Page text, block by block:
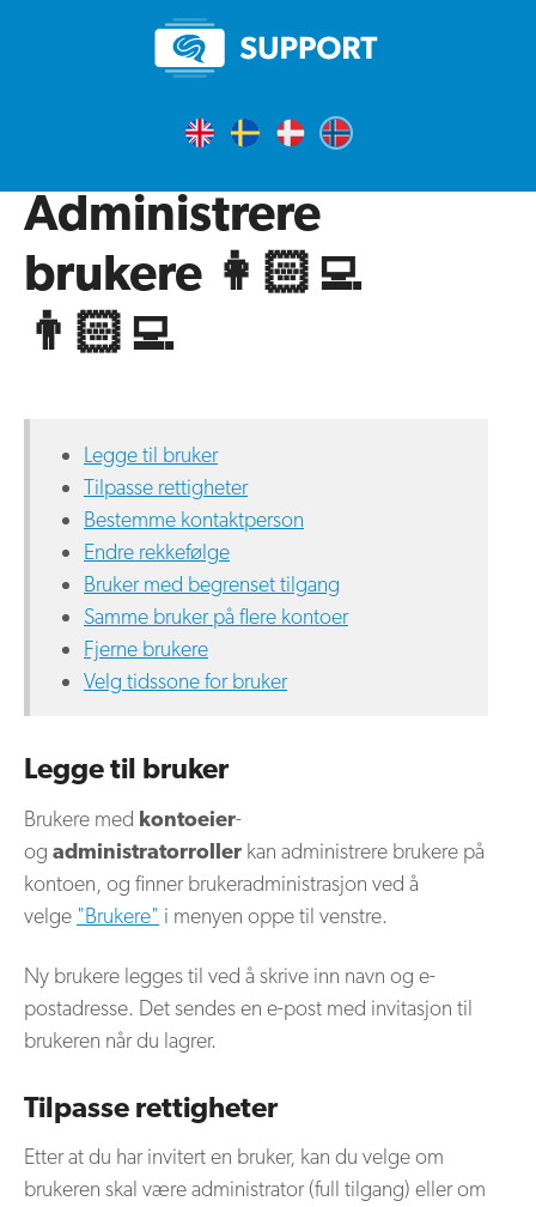
Administrere
brukere 👩🏻‍💻
👨🏻‍💻
Legge til bruker
Tilpasse rettigheter
Bestemme kontaktperson
Endre rekkefølge
Bruker med begrenset tilgang
Samme bruker på flere kontoer
Fjerne brukere
Velg tidssone for bruker
Legge til bruker
Brukere med kontoeier-
og administratorroller kan administrere brukere på
kontoen, og finner brukeradministrasjon ved å
velge "Brukere" i menyen oppe til venstre.
Ny brukere legges til ved å skrive inn navn og e-
postadresse. Det sendes en e-post med invitasjon til
brukeren når du lagrer.
Tilpasse rettigheter
Etter at du har invitert en bruker, kan du velge om
brukeren skal være administrator (full tilgang) eller om